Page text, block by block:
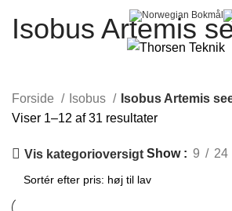
Isobus Artemis
Forside Isobus
Isobus Artemis
Viser 1–12 af 31 resultater
Vis kategorioversigt Show 9 24